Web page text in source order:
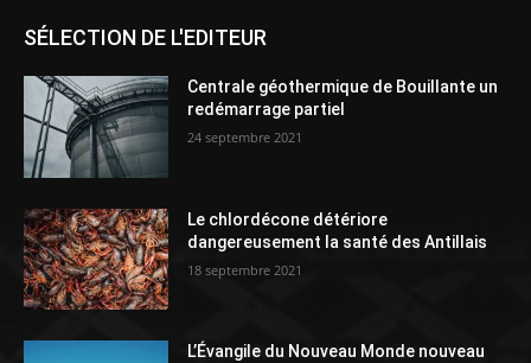
SÉLECTION DE L'EDITEUR
Centrale géothermique de Bouillante un
redémarrage partiel
24 septembre 2021
Le chlordécone détériore
dangereusement la santé des Antillais
18 septembre 2021
L’Évangile du Nouveau Monde nouveau